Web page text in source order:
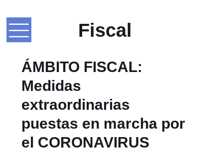
Fiscal
ÁMBITO FISCAL:
Medidas
extraordinarias
puestas en marcha por
el CORONAVIRUS